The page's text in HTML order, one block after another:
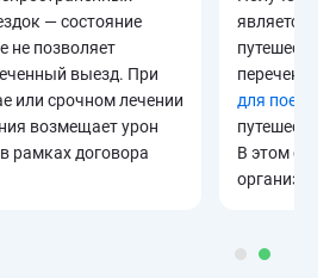
— состояние
не позволяет
выезд. При
или срочном лечении
возмещает урон
рамках договора
является
перечень
для
В этом